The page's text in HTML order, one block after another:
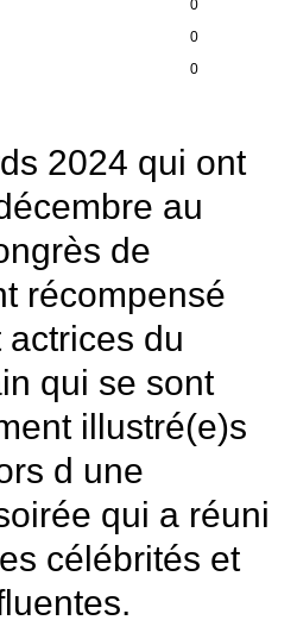
0
0
0
2024 qui ont
au
de
récompensé
du
qui se sont
illustré(e)s
d une
qui a réuni
célébrités et